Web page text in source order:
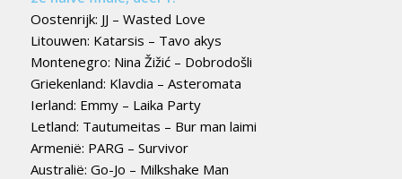
Oostenrijk: JJ – Wasted Love
Litouwen: Katarsis – Tavo akys
Montenegro: Nina Žižić – Dobrodošli
Griekenland: Klavdia – Asteromata
Ierland: Emmy – Laika Party
Letland: Tautumeitas – Bur man laimi
Armenië: PARG – Survivor
Australië: Go-Jo – Milkshake Man